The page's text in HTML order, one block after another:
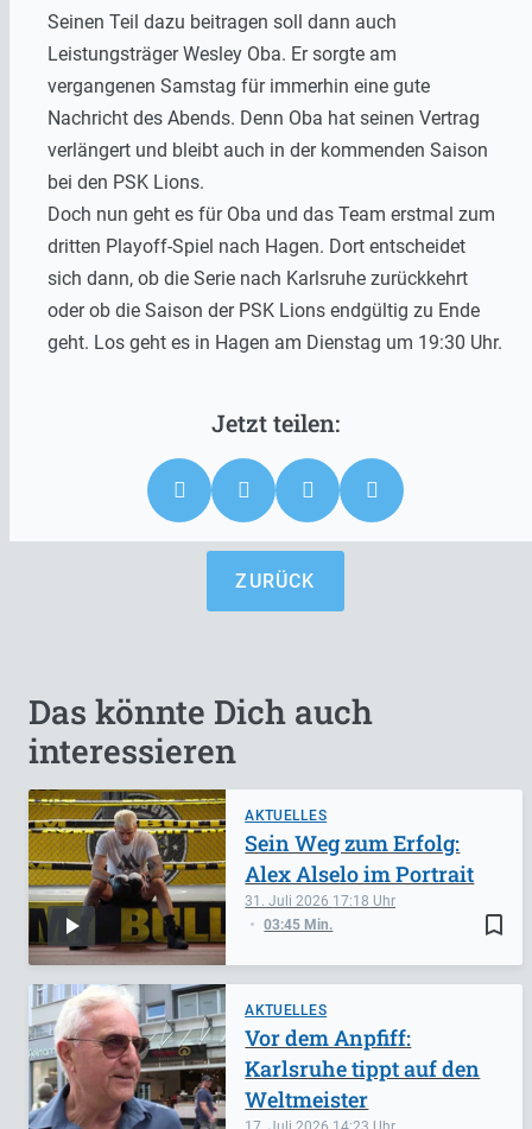
Seinen Teil dazu beitragen soll dann auch
Leistungsträger Wesley Oba. Er sorgte am
vergangenen Samstag für immerhin eine gute
Nachricht des Abends. Denn Oba hat seinen Vertrag
verlängert und bleibt auch in der kommenden Saison
bei den PSK Lions.
Doch nun geht es für Oba und das Team erstmal zum
dritten Playoff-Spiel nach Hagen. Dort entscheidet
sich dann, ob die Serie nach Karlsruhe zurückkehrt
oder ob die Saison der PSK Lions endgültig zu Ende
geht. Los geht es in Hagen am Dienstag um 19:30 Uhr.
ZURÜCK
Das könnte Dich auch
interessieren
AKTUELLES
bookmark_border
31. Juli 2026 17:18
03:45 Min.
Sein Weg zum Erfolg:
Alex Alselo im Portrait
AKTUELLES
Vor dem Anpfiff:
Karlsruhe tippt auf den
Weltmeister